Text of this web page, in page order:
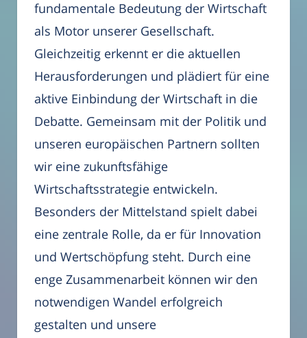
fundamentale Bedeutung der Wirtschaft
als Motor unserer Gesellschaft.
Gleichzeitig erkennt er die aktuellen
Herausforderungen und plädiert für eine
aktive Einbindung der Wirtschaft in die
Debatte. Gemeinsam mit der Politik und
unseren europäischen Partnern sollten
wir eine zukunftsfähige
Wirtschaftsstrategie entwickeln.
Besonders der Mittelstand spielt dabei
eine zentrale Rolle, da er für Innovation
und Wertschöpfung steht. Durch eine
enge Zusammenarbeit können wir den
notwendigen Wandel erfolgreich
gestalten und unsere